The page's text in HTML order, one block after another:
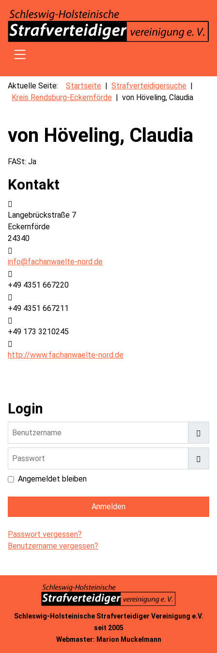
SKIP TO MAIN CONTENT
Aktuelle Seite: Startseite
Strafverteidigersuche
Kreis Rendsburg-Eckernförde
von Höveling, Claudia
von Höveling, Claudia
FASt: Ja
Kontakt
Langebrückstraße 7
Eckernförde
24340
info@fachanwaelte-nord.de
+49 4351 667220
+49 4351 667211
+49 173 3210245
http://www.fachanwaelte-nord.de
Login
Angemeldet bleiben
Anmelden
Passwort vergessen?
Benutzername vergessen?
Schleswig-Holsteinische Strafverteidiger Vereinigung e.V.
seit 2005
Webmaster: Marion Muckelmann